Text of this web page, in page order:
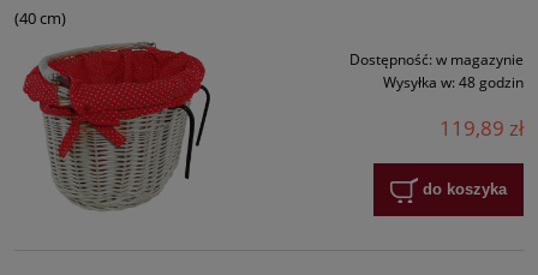
(40 cm)
Dostępność: w magazynie
Wysyłka w: 48 godzin
119,89 zł
do koszyka